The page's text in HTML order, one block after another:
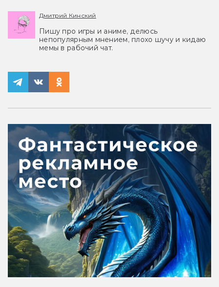
Дмитрий Кинский
Пишу про игры и аниме, делюсь
непопулярным мнением, плохо шучу и кидаю
мемы в рабочий чат.